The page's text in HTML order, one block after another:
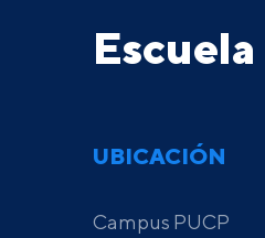
UBICACIÓN
Campus PUCP